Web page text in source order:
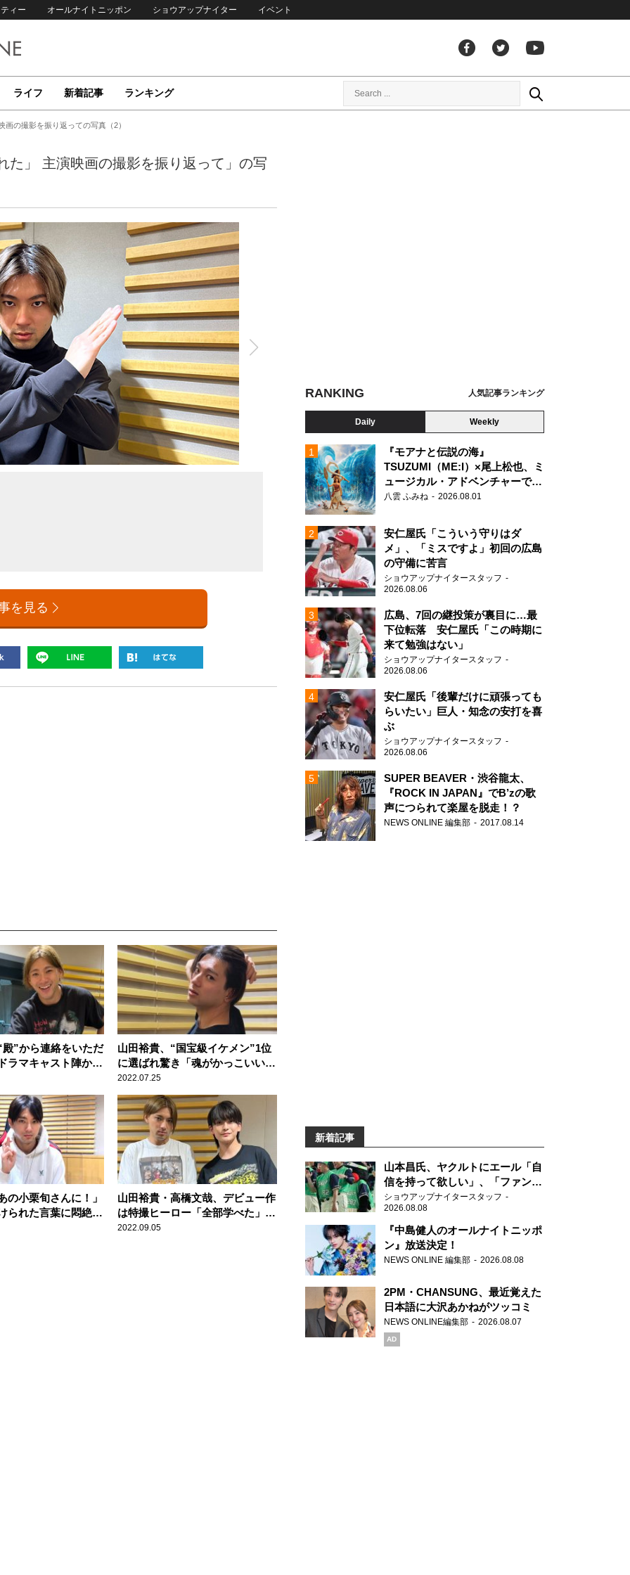
ィー オールナイトニッポン ショウアップナイター イベント
ライフ 新着記事 ランキング
の撮影を振り返っての写真（2）
た」 主演映画の撮影を振り返って」の写
を見る
”から連絡をいただ
ラマキャスト陣から
山田裕貴、“国宝級イケメン”1位
に選ばれ驚き「魂がかっこいい俳
優さんでいたいなと思います」
2022.07.25
の小栗旬さんに！」
られた言葉に悶絶
山田裕貴・高橋文哉、デビュー作
は特撮ヒーロー「全部学べた」
「洗礼を受けました」
2022.09.05
RANKING 人気記事ランキング
Daily Weekly
『モアナと伝説の海』
TSUZUMI（ME:I）×尾上松也、ミ
ュージカル・アドベンチャーで美
声を響かせる
八雲 ふみね 2026.08.01
安仁屋氏「こういう守りはダ
メ」、「ミスですよ」初回の広島
の守備に苦言
ショウアップナイタースタッフ
2026.08.06
広島、7回の継投策が裏目に…最
下位転落 安仁屋氏「この時期に
来て勉強はない」
ショウアップナイタースタッフ
2026.08.06
安仁屋氏「後輩だけに頑張っても
らいたい」巨人・知念の安打を喜
ぶ
ショウアップナイタースタッフ
2026.08.06
SUPER BEAVER・渋谷龍太、
『ROCK IN JAPAN』でB’zの歌
声につられて楽屋を脱走！？
NEWS ONLINE 編集部 2017.08.14
新着記事
山本昌氏、ヤクルトにエール「自
信を持って欲しい」、「ファンの
方も毎日応援してくれています」
ショウアップナイタースタッフ
2026.08.08
『中島健人のオールナイトニッポ
ン』放送決定！
NEWS ONLINE 編集部 2026.08.08
2PM・CHANSUNG、最近覚えた
日本語に大沢あかねがツッコミ
NEWS ONLINE編集部 2026.08.07
AD